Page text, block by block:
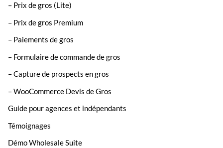
– Prix de gros (Lite)
– Prix de gros Premium
– Paiements de gros
– Formulaire de commande de gros
– Capture de prospects en gros
– WooCommerce Devis de Gros
Guide pour agences et indépendants
Témoignages
Démo Wholesale Suite